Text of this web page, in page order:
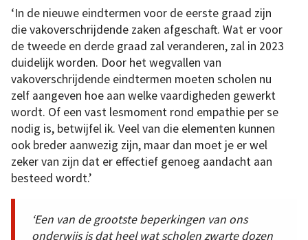
‘In de nieuwe eindtermen voor de eerste graad zijn
die vakoverschrijdende zaken afgeschaft. Wat er voor
de tweede en derde graad zal veranderen, zal in 2023
duidelijk worden. Door het wegvallen van
vakoverschrijdende eindtermen moeten scholen nu
zelf aangeven hoe aan welke vaardigheden gewerkt
wordt. Of een vast lesmoment rond empathie per se
nodig is, betwijfel ik. Veel van die elementen kunnen
ook breder aanwezig zijn, maar dan moet je er wel
zeker van zijn dat er effectief genoeg aandacht aan
besteed wordt.’
‘Een van de grootste beperkingen van ons
onderwijs is dat heel wat scholen zwarte dozen